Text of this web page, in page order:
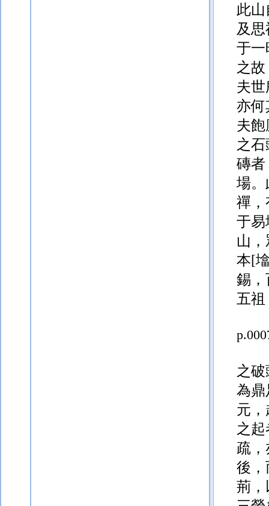
此山
及
于一
之
夫世
亦何
夫飽
之
磚者
場。
禪，
于易
山
本[
錫，
五祖
之
為鼎
元
之
疏，
後，
荊，